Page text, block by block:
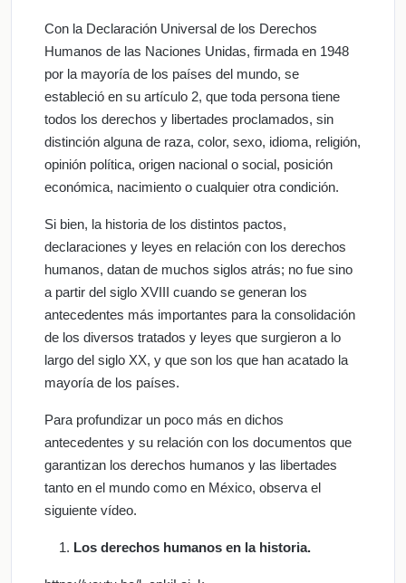
Con la Declaración Universal de los Derechos
Humanos de las Naciones Unidas, firmada en 1948
por la mayoría de los países del mundo, se
estableció en su artículo 2, que toda persona tiene
todos los derechos y libertades proclamados, sin
distinción alguna de raza, color, sexo, idioma, religión,
opinión política, origen nacional o social, posición
económica, nacimiento o cualquier otra condición.
Si bien, la historia de los distintos pactos,
declaraciones y leyes en relación con los derechos
humanos, datan de muchos siglos atrás; no fue sino
a partir del siglo XVIII cuando se generan los
antecedentes más importantes para la consolidación
de los diversos tratados y leyes que surgieron a lo
largo del siglo XX, y que son los que han acatado la
mayoría de los países.
Para profundizar un poco más en dichos
antecedentes y su relación con los documentos que
garantizan los derechos humanos y las libertades
tanto en el mundo como en México, observa el
siguiente vídeo.
Los derechos humanos en la historia.